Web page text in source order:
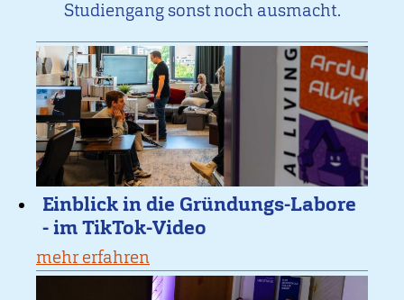
Studiengang sonst noch ausmacht.
Einblick in die Gründungs-Labore
- im TikTok-Video
mehr erfahren
Enblick: